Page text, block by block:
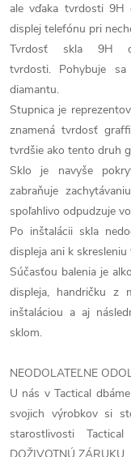
ale vďaka tvrdosti 9H
displej telefónu pri
Tvrdosť skla 9H
tvrdosti. Pohybuje
diamantu.
Stupnica je
znamená tvrdosť
tvrdšie ako tento druh
Sklo je navyše
zabraňuje
spoľahlivo odpudzuje
Po inštalácii skla
displeja ani k
Súčasťou balenia je
displeja, handričku z
inštaláciou a aj
sklom.
NEODOLATEĽNE
U nás v Tactical
svojich výrobkov si
starostlivosti